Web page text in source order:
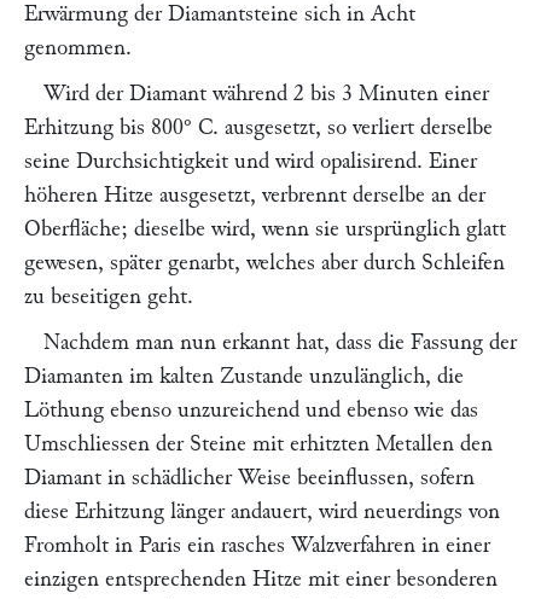
Erwärmung der Diamantsteine sich in Acht
genommen.
Wird der Diamant während 2 bis 3 Minuten einer
Erhitzung bis 800° C. ausgesetzt, so verliert derselbe
seine Durchsichtigkeit und wird opalisirend. Einer
höheren Hitze ausgesetzt, verbrennt derselbe an der
Oberfläche; dieselbe wird, wenn sie ursprünglich glatt
gewesen, später genarbt, welches aber durch Schleifen
zu beseitigen geht.
Nachdem man nun erkannt hat, dass die Fassung der
Diamanten im kalten Zustande unzulänglich, die
Löthung ebenso unzureichend und ebenso wie das
Umschliessen der Steine mit erhitzten Metallen den
Diamant in schädlicher Weise beeinflussen, sofern
diese Erhitzung länger andauert, wird neuerdings von
Fromholt in Paris ein rasches Walzverfahren in einer
einzigen entsprechenden Hitze mit einer besonderen